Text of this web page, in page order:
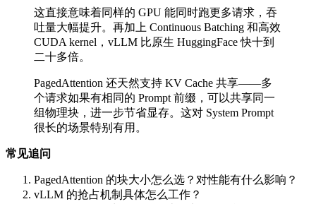
这直接意味着同样的 GPU 能同时跑更多请求，吞
吐量大幅提升。再加上 Continuous Batching 和高效
CUDA kernel，vLLM 比原生 HuggingFace 快十到
二十多倍。
PagedAttention 还天然支持 KV Cache 共享——多
个请求如果有相同的 Prompt 前缀，可以共享同一
组物理块，进一步节省显存。这对 System Prompt
很长的场景特别有用。
常见追问
PagedAttention 的块大小怎么选？对性能有什么影响？
vLLM 的抢占机制具体怎么工作？